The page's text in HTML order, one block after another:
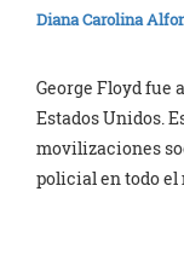
Diana Carolina
George Floyd fue
Estados Unidos.
movilizaciones
policial en todo el